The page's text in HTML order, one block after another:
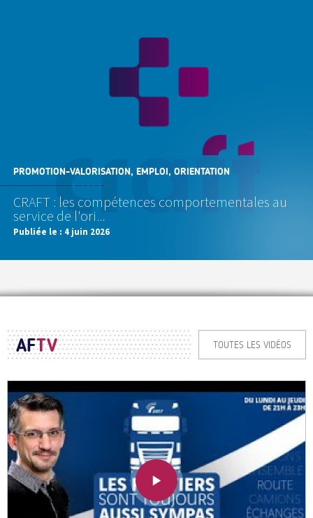
PROMOTION-VALORISATION, EMPLOI, ORIENTATION
CRAFT : les compétences comportementales au
service de l'ori...
Publiée le : 4 juin 2026
AFTV TOUTES LES VIDÉOS